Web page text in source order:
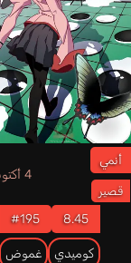
أنمي
قصير
4 أكتوبر
8.45
#195
كوميدي غموض